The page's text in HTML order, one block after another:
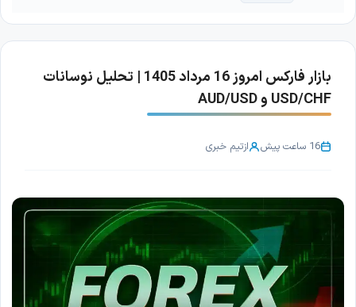
بازار فارکس امروز 16 مرداد 1405 | تحلیل نوسانات
USD/CHF و AUD/USD
16 ساعت پیش ازتیم خبری